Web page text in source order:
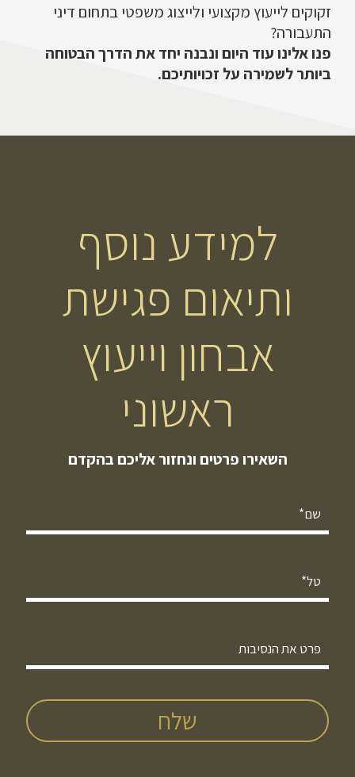
זקוקים לייעוץ מקצועי ולייצוג משפטי בתחום דיני
התעבורה?
פנו אלינו עוד היום ונבנה יחד את הדרך הבטוחה
ביותר לשמירה על זכויותיכם.
למידע נוסף
ותיאום פגישת
אבחון וייעוץ
ראשוני
השאירו פרטים ונחזור אליכם בהקדם